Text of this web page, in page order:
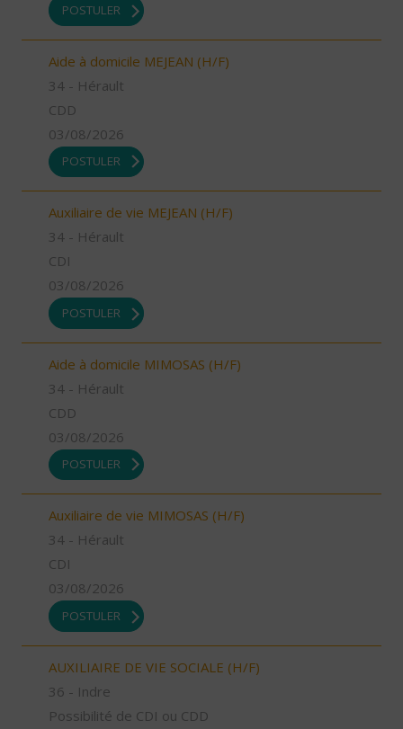
POSTULER
Aide à domicile MEJEAN (H/F)
34 - Hérault
CDD
03/08/2026
POSTULER
Auxiliaire de vie MEJEAN (H/F)
34 - Hérault
CDI
03/08/2026
POSTULER
Aide à domicile MIMOSAS (H/F)
34 - Hérault
CDD
03/08/2026
POSTULER
Auxiliaire de vie MIMOSAS (H/F)
34 - Hérault
CDI
03/08/2026
POSTULER
AUXILIAIRE DE VIE SOCIALE (H/F)
36 - Indre
Possibilité de CDI ou CDD